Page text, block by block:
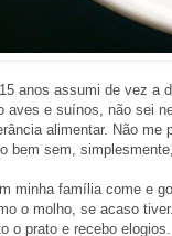
anos assumi de vez a
aves e suínos, não sei
alimentar. Não me
bem sem,
minha família come e
o molho, se acaso
o prato e recebo elogios.